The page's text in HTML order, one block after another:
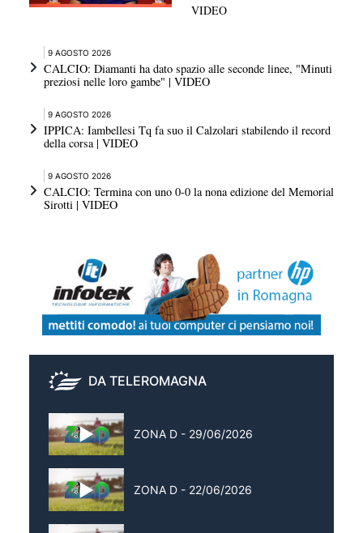
VIDEO
9 AGOSTO 2026
CALCIO: Diamanti ha dato spazio alle seconde linee, "Minuti
preziosi nelle loro gambe" | VIDEO
9 AGOSTO 2026
IPPICA: Iambellesi Tq fa suo il Calzolari stabilendo il record
della corsa | VIDEO
9 AGOSTO 2026
CALCIO: Termina con uno 0-0 la nona edizione del Memorial
Sirotti | VIDEO
DA TELEROMAGNA
ZONA D - 29/06/2026
ZONA D - 22/06/2026